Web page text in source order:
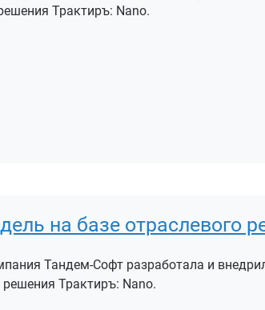
Трактиръ: Nano.
на базе отраслевого
Тандем-Софт разработала и
Трактиръ: Nano.